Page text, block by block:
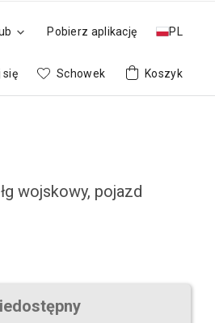
Pobierz aplikację PL
się Schowek Koszyk
wojskowy, pojazd